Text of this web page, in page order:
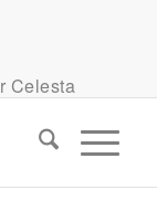
Celesta